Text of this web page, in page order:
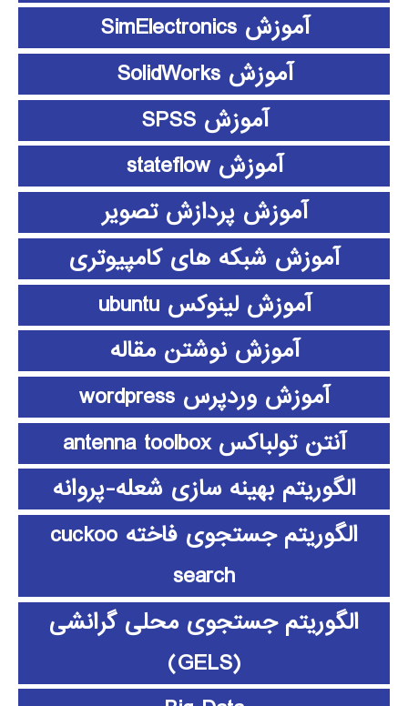
آموزش SimElectronics
آموزش SolidWorks
آموزش SPSS
آموزش stateflow
آموزش پردازش تصویر
آموزش شبکه های کامپیوتری
آموزش لینوکس ubuntu
آموزش نوشتن مقاله
آموزش وردپرس wordpress
آنتن تولباکس antenna toolbox
الگوریتم بهینه سازی شعله-پروانه
الگوریتم جستجوی فاخته cuckoo
search
الگوریتم جستجوی محلی گرانشی
(GELS)